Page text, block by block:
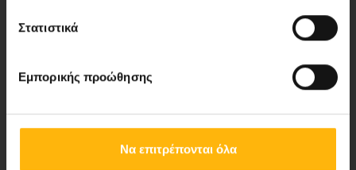
Στατιστικά
Εμπορικής προώθησης
Να επιτρέπονται όλα